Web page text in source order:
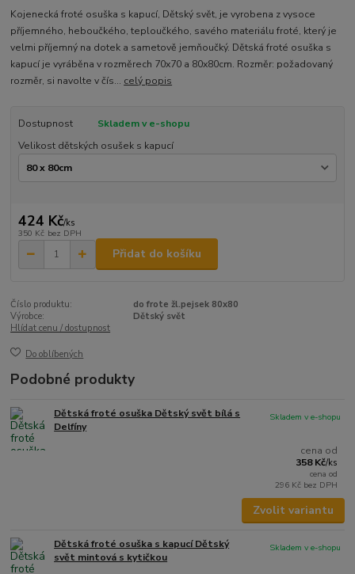
Kojenecká froté osuška s kapucí, Dětský svět, je vyrobena z vysoce
příjemného, heboučkého, teploučkého, savého materiálu froté, který je
velmi příjemný na dotek a sametově jemňoučký. Dětská froté osuška s
kapucí je vyráběna v rozměrech 70x70 a 80x80cm. Rozměr: požadovaný
rozměr, si navolte v čís... celý popis
Dostupnost
Skladem v e-shopu
Velikost dětských osušek s kapucí
424 Kč/ks
350 Kč bez DPH
Přidat do košíku
Číslo produktu:
do frote žl.pejsek 80x80
Výrobce:
Dětský svět
Hlídat cenu / dostupnost
Do oblíbených
Podobné produkty
Dětská froté osuška Dětský svět bílá s
Delfíny
cena od
358 Kč/ks
cena od
296 Kč bez DPH
Skladem v e-shopu
Zvolit variantu
Dětská froté osuška s kapucí Dětský
svět mintová s kytičkou
Skladem v e-shopu